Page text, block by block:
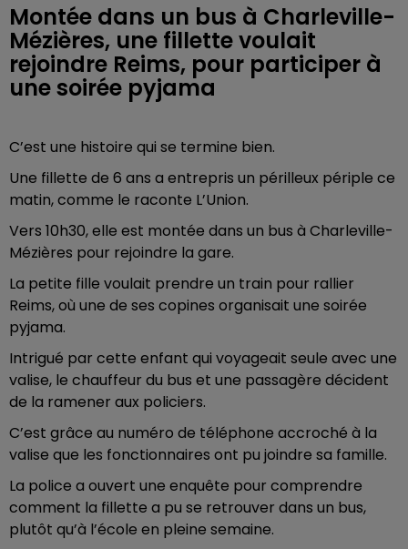
Montée dans un bus à Charleville-
Mézières, une fillette voulait
rejoindre Reims, pour participer à
une soirée pyjama
C’est une histoire qui se termine bien.
Une fillette de 6 ans a entrepris un périlleux périple ce
matin, comme le raconte L’Union.
Vers 10h30, elle est montée dans un bus à Charleville-
Mézières pour rejoindre la gare.
La petite fille voulait prendre un train pour rallier
Reims, où une de ses copines organisait une soirée
pyjama.
Intrigué par cette enfant qui voyageait seule avec une
valise, le chauffeur du bus et une passagère décident
de la ramener aux policiers.
C’est grâce au numéro de téléphone accroché à la
valise que les fonctionnaires ont pu joindre sa famille.
La police a ouvert une enquête pour comprendre
comment la fillette a pu se retrouver dans un bus,
plutôt qu’à l’école en pleine semaine.